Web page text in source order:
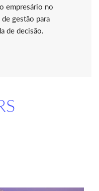
empresário no
gestão para
de decisão.